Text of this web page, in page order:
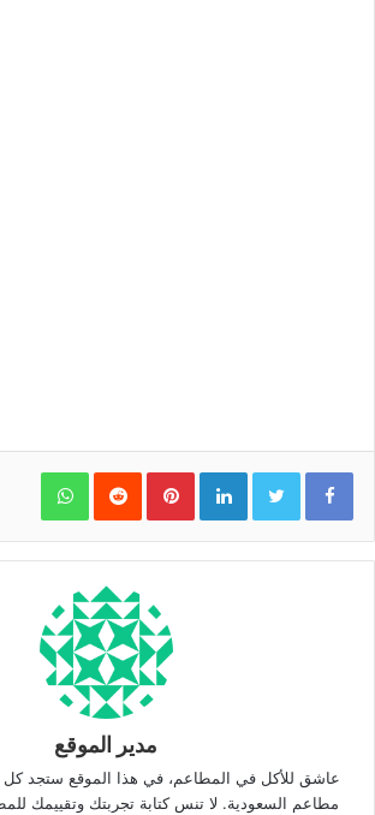
LinkedIn
Pinterest
مدير الموقع
عاشق للأكل في المطاعم، في هذا الموقع ستجد كل
مطاعم السعودية. لا تنس كتابة تجربتك وتقييمك